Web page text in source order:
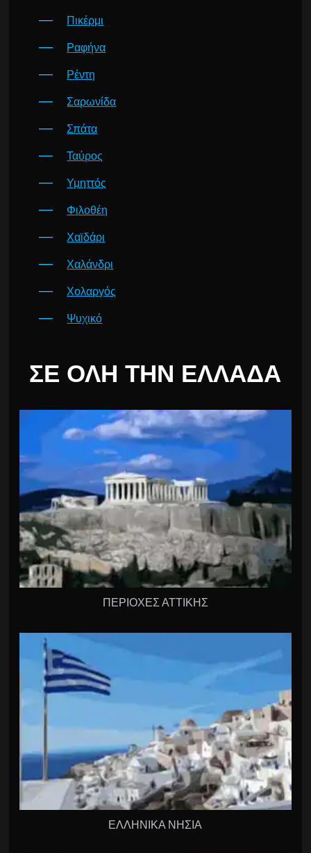
Πικέρμι
Ραφήνα
Ρέντη
Σαρωνίδα
Σπάτα
Ταύρος
Υμηττός
Φιλοθέη
Χαϊδάρι
Χαλάνδρι
Χολαργός
Ψυχικό
ΣΕ ΌΛΗ ΤΗΝ ΕΛΛΆΔΑ
ΠΕΡΙΟΧΕΣ ΑΤΤΙΚΗΣ
ΕΛΛΗΝΙΚΑ ΝΗΣΙΑ